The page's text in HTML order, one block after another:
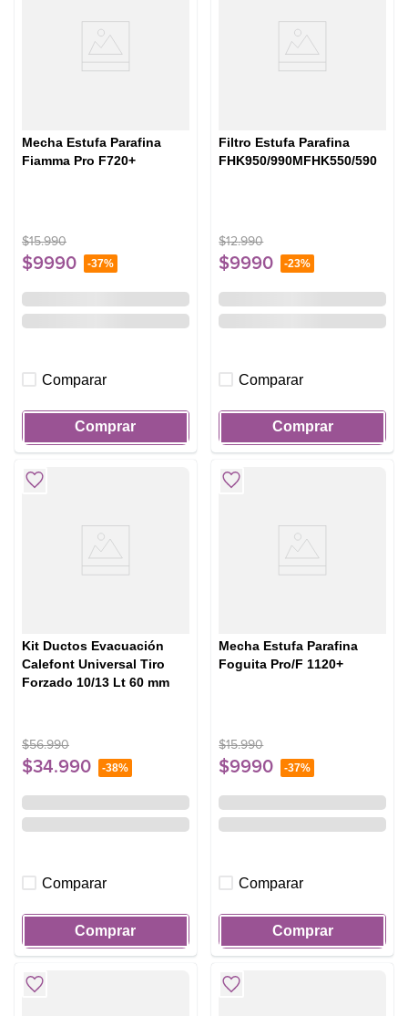
Mecha Estufa Parafina
Fiamma Pro F720+
$15.990
$9990 -37%
Comparar
Comprar
Filtro Estufa Parafina
FHK950/990MFHK550/590
$12.990
$9990 -23%
Comparar
Comprar
Kit Ductos Evacuación
Calefont Universal Tiro
Forzado 10/13 Lt 60 mm
$56.990
$34.990 -38%
Comparar
Comprar
Mecha Estufa Parafina
Foguita Pro/F 1120+
$15.990
$9990 -37%
Comparar
Comprar